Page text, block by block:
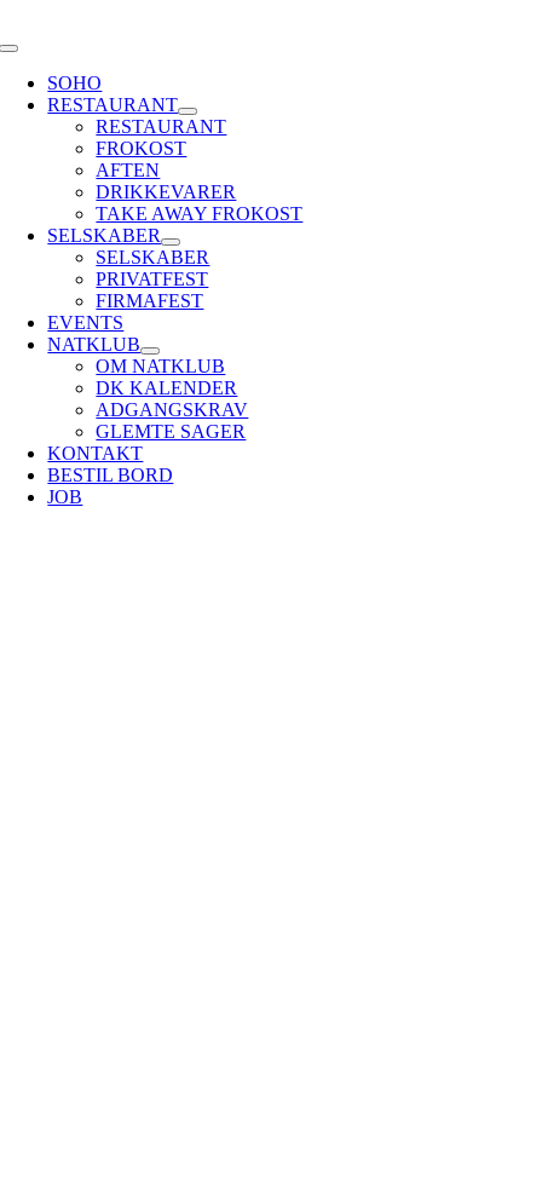
to
Toggle
Navigation
SOHO
RESTAURANT
RESTAURANT
FROKOST
AFTEN
DRIKKEVARER
TAKE AWAY FROKOST
SELSKABER
SELSKABER
PRIVATFEST
FIRMAFEST
EVENTS
NATKLUB
OM NATKLUB
DK KALENDER
ADGANGSKRAV
GLEMTE SAGER
KONTAKT
BESTIL BORD
JOB